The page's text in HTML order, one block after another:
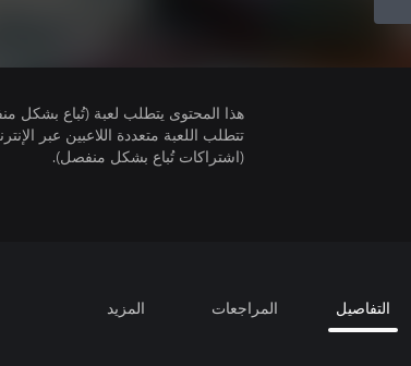
هذا المحتوى يتطلب لعبة (تُباع بشكل
(اشتراكات تُباع بشكل منفصل).
التفاصيل المراجعات المزيد